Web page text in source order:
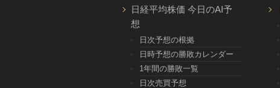
日経平均株価 今日のAI予
想
日次予想の根拠
日時予想の勝敗カレンダー
1年間の勝敗一覧
日次売買予想